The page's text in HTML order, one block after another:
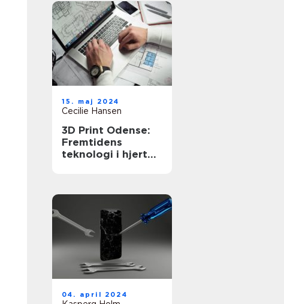
15. maj 2024
Cecilie Hansen
3D Print Odense:
Fremtidens
teknologi i hjertet
04. april 2024